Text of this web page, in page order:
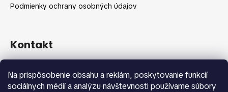
Na prispôsobenie obsahu a reklám, poskytovanie funkcií
sociálnych médií a analýzu návštevnosti používame súbory
e
k
v
ý
Podmienky ochrany osobných údajov
Kontakt
+420 775 371 692